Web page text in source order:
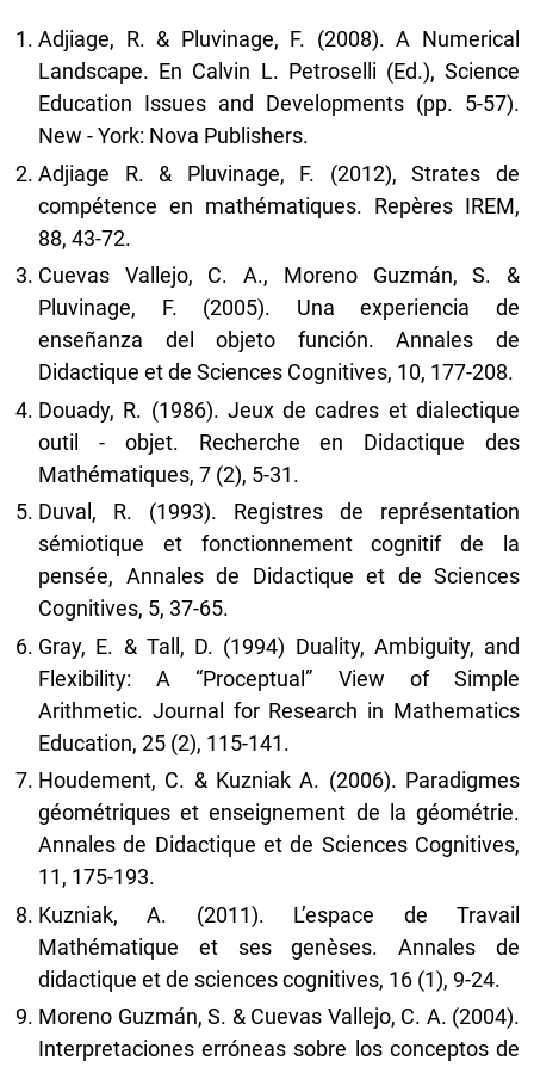
Adjiage, R. & Pluvinage, F. (2008). A Numerical
Landscape. En Calvin L. Petroselli (Ed.), Science
Education Issues and Developments (pp. 5-57).
New - York: Nova Publishers.
Adjiage R. & Pluvinage, F. (2012), Strates de
compétence en mathématiques. Repères IREM,
88, 43-72.
Cuevas Vallejo, C. A., Moreno Guzmán, S. &
Pluvinage, F. (2005). Una experiencia de
enseñanza del objeto función. Annales de
Didactique et de Sciences Cognitives, 10, 177-208.
Douady, R. (1986). Jeux de cadres et dialectique
outil - objet. Recherche en Didactique des
Mathématiques, 7 (2), 5-31.
Duval, R. (1993). Registres de représentation
sémiotique et fonctionnement cognitif de la
pensée, Annales de Didactique et de Sciences
Cognitives, 5, 37-65.
Gray, E. & Tall, D. (1994) Duality, Ambiguity, and
Flexibility: A “Proceptual” View of Simple
Arithmetic. Journal for Research in Mathematics
Education, 25 (2), 115-141.
Houdement, C. & Kuzniak A. (2006). Paradigmes
géométriques et enseignement de la géométrie.
Annales de Didactique et de Sciences Cognitives,
11, 175-193.
Kuzniak, A. (2011). L’espace de Travail
Mathématique et ses genèses. Annales de
didactique et de sciences cognitives, 16 (1), 9-24.
Moreno Guzmán, S. & Cuevas Vallejo, C. A. (2004).
Interpretaciones erróneas sobre los conceptos de